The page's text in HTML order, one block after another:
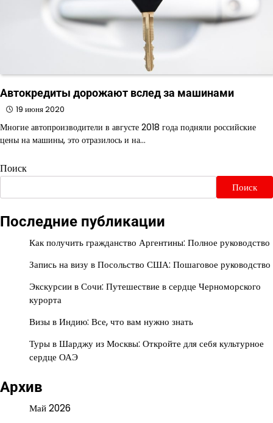
Автокредиты дорожают вслед за машинами
19 июня 2020
Многие автопроизводители в августе 2018 года подняли российские
цены на машины, это отразилось и на…
Поиск
Поиск
Последние публикации
Как получить гражданство Аргентины: Полное руководство
Запись на визу в Посольство США: Пошаговое руководство
Экскурсии в Сочи: Путешествие в сердце Черноморского
курорта
Визы в Индию: Все, что вам нужно знать
Туры в Шарджу из Москвы: Откройте для себя культурное
сердце ОАЭ
Архив
Май 2026